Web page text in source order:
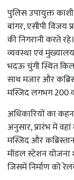
पुलिस उपायुक्त
बांगर, एसीपी विजय
की निगरानी करते
व्यवस्था एवं मुख्यालय)
भदऊ चुंगी स्थित
साथ मजार और
मस्जिद लगभग 200
अधिकारियों का
अनुसार, प्रारंभ में
मस्जिद और
मॉडल स्टेशन योजना
जिसमें निर्माण को